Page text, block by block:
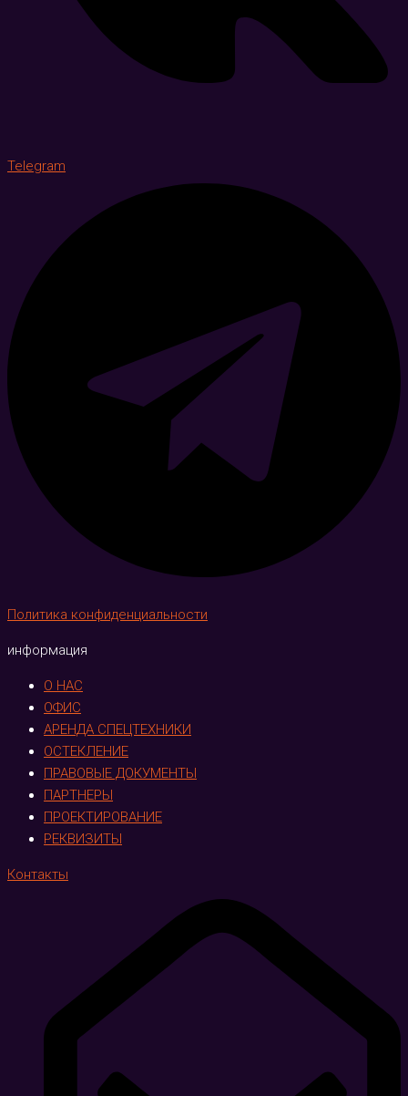
Telegram
Политика конфиденциальности
информация
О НАС
ОФИС
АРЕНДА СПЕЦТЕХНИКИ
ОСТЕКЛЕНИЕ
ПРАВОВЫЕ ДОКУМЕНТЫ
ПАРТНЕРЫ
ПРОЕКТИРОВАНИЕ
РЕКВИЗИТЫ
Контакты